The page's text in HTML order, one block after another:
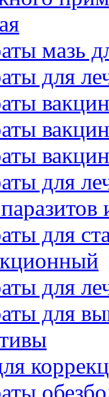
мазь
для
для
для
для
для